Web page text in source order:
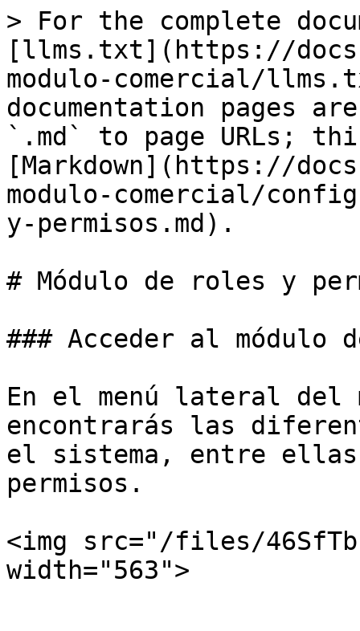
> For the complete
[llms.txt](https://
modulo-comercial/
documentation pages
`.md` to page URLs;
[Markdown](https://
modulo-comercial/
y-permisos.md).
# Módulo de roles y
### Acceder al módulo
En el menú lateral del
encontrarás las
el sistema, entre
permisos.
<img src="/files/